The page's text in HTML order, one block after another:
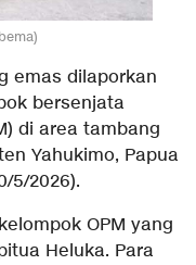
emas dilaporkan
bersenjata
di area tambang
Yahukimo, Papua
5/2026).
OPM yang
Heluka. Para